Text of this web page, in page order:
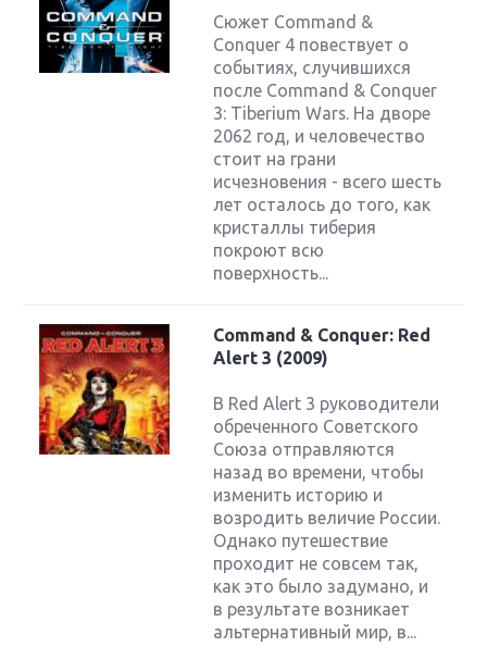
Сюжет Command &
Conquer 4 повествует о
событиях, случившихся
после Command & Conquer
3: Tiberium Wars. На дворе
2062 год, и человечество
стоит на грани
исчезновения - всего шесть
лет осталось до того, как
кристаллы тиберия
покроют всю
поверхность...
Command & Conquer: Red
Alert 3 (2009)
В Red Alert 3 руководители
обреченного Советского
Союза отправляются
назад во времени, чтобы
изменить историю и
возродить величие России.
Однако путешествие
проходит не совсем так,
как это было задумано, и
в результате возникает
альтернативный мир, в...